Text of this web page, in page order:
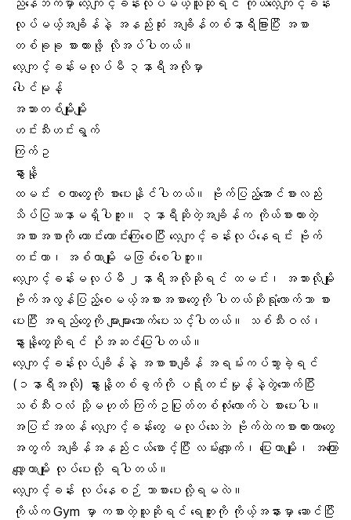
လုပ်မယ့်အချိန်နဲ့ အနည်းဆုံး အချိန်တစ်နာရီခြားပြီး အစာ
တစ်ခုခု စားထားဖို့ လိုအပ်ပါတယ်။
လေ့ကျင့်ခန်းမလုပ်မီ ၃နာရီအလိုမှာ
ပေါင်မုန့်
အသားတစ်မျိုးမျိုး
ဟင်းသီးဟင်းရွက်
ကြက်ဥ
နွားနို့
ထမင်း စတာတွေကို စားပေးနိုင်ပါတယ်။ ဗိုက်ပြည့်အောင်စားလည်း
သိပ်ပြဿနာမရှိပါဘူး။ ၃နာရီဆိုတဲ့အချိန်က ကိုယ်စားထားတဲ့
အစားအစာကို ကောင်းကောင်းကြေစေပြီး လေ့ကျင့်ခန်းလုပ်နေရင်း ဗိုက်
တင်းတာ၊ အစ်တာမျိုး မဖြစ်စေပါဘူး။
လေ့ကျင့်ခန်းမလုပ်မီ ၂နာရီအလိုဆိုရင် ထမင်း၊ အသားလိုမျိုး
ဗိုက်အလွန်ပြည့်စေမယ့်အစားအစာတွေကို ပါတယ်ဆိုရုံလောက်သာ စား
ပေးပြီး အရည်တွေကို များများသောက်ပေးသင့်ပါတယ်။
သစ်သီးဝလံ၊
နွားနို့တွေဆိုရင် ပိုအဆင်ပြေပါတယ်။
လေ့ကျင့်ခန်းလုပ်ချိန်နဲ့ အစာစားချိန် အရမ်းကပ်သွားခဲ့ရင်
(၁နာရီအလို) နွားနို့တစ်ခွက်ကို ပရိုတင်းမှုန့် နဲ့တွဲသောက်ပြီး
သစ်သီးဝလံ သို့မဟုတ် ကြက်ဥပြုတ်တစ်လုံးလောက်ပဲ စားပေးပါ။
အပြင်းအထန် လေ့ကျင့်ခန်းတွေ မလုပ်သေးဘဲ ဗိုက်ထဲကစားထားတာတွေ
အတွက် အချိန်အနည်းငယ်စောင့်ပြီး လမ်းလျှောက်၊ ပြေးတာမျိုး၊ အကြော
လျှော့တာမျိုး လုပ်ပေးလို့ ရပါတယ်။
လေ့ကျင့်ခန်း လုပ်နေစဉ် ဘာစားပေးလို့ရမလဲ။
ကိုယ်က Gym မှာ ကစားတဲ့သူဆိုရင် ရေဘူးကို ကိုယ့်အနားမှာ ဆောင်ပြီး